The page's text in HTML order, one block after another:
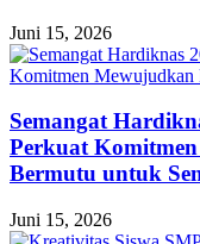
Juni 15, 2026
Semangat
Perkuat
Bermutu untuk
Juni 15, 2026